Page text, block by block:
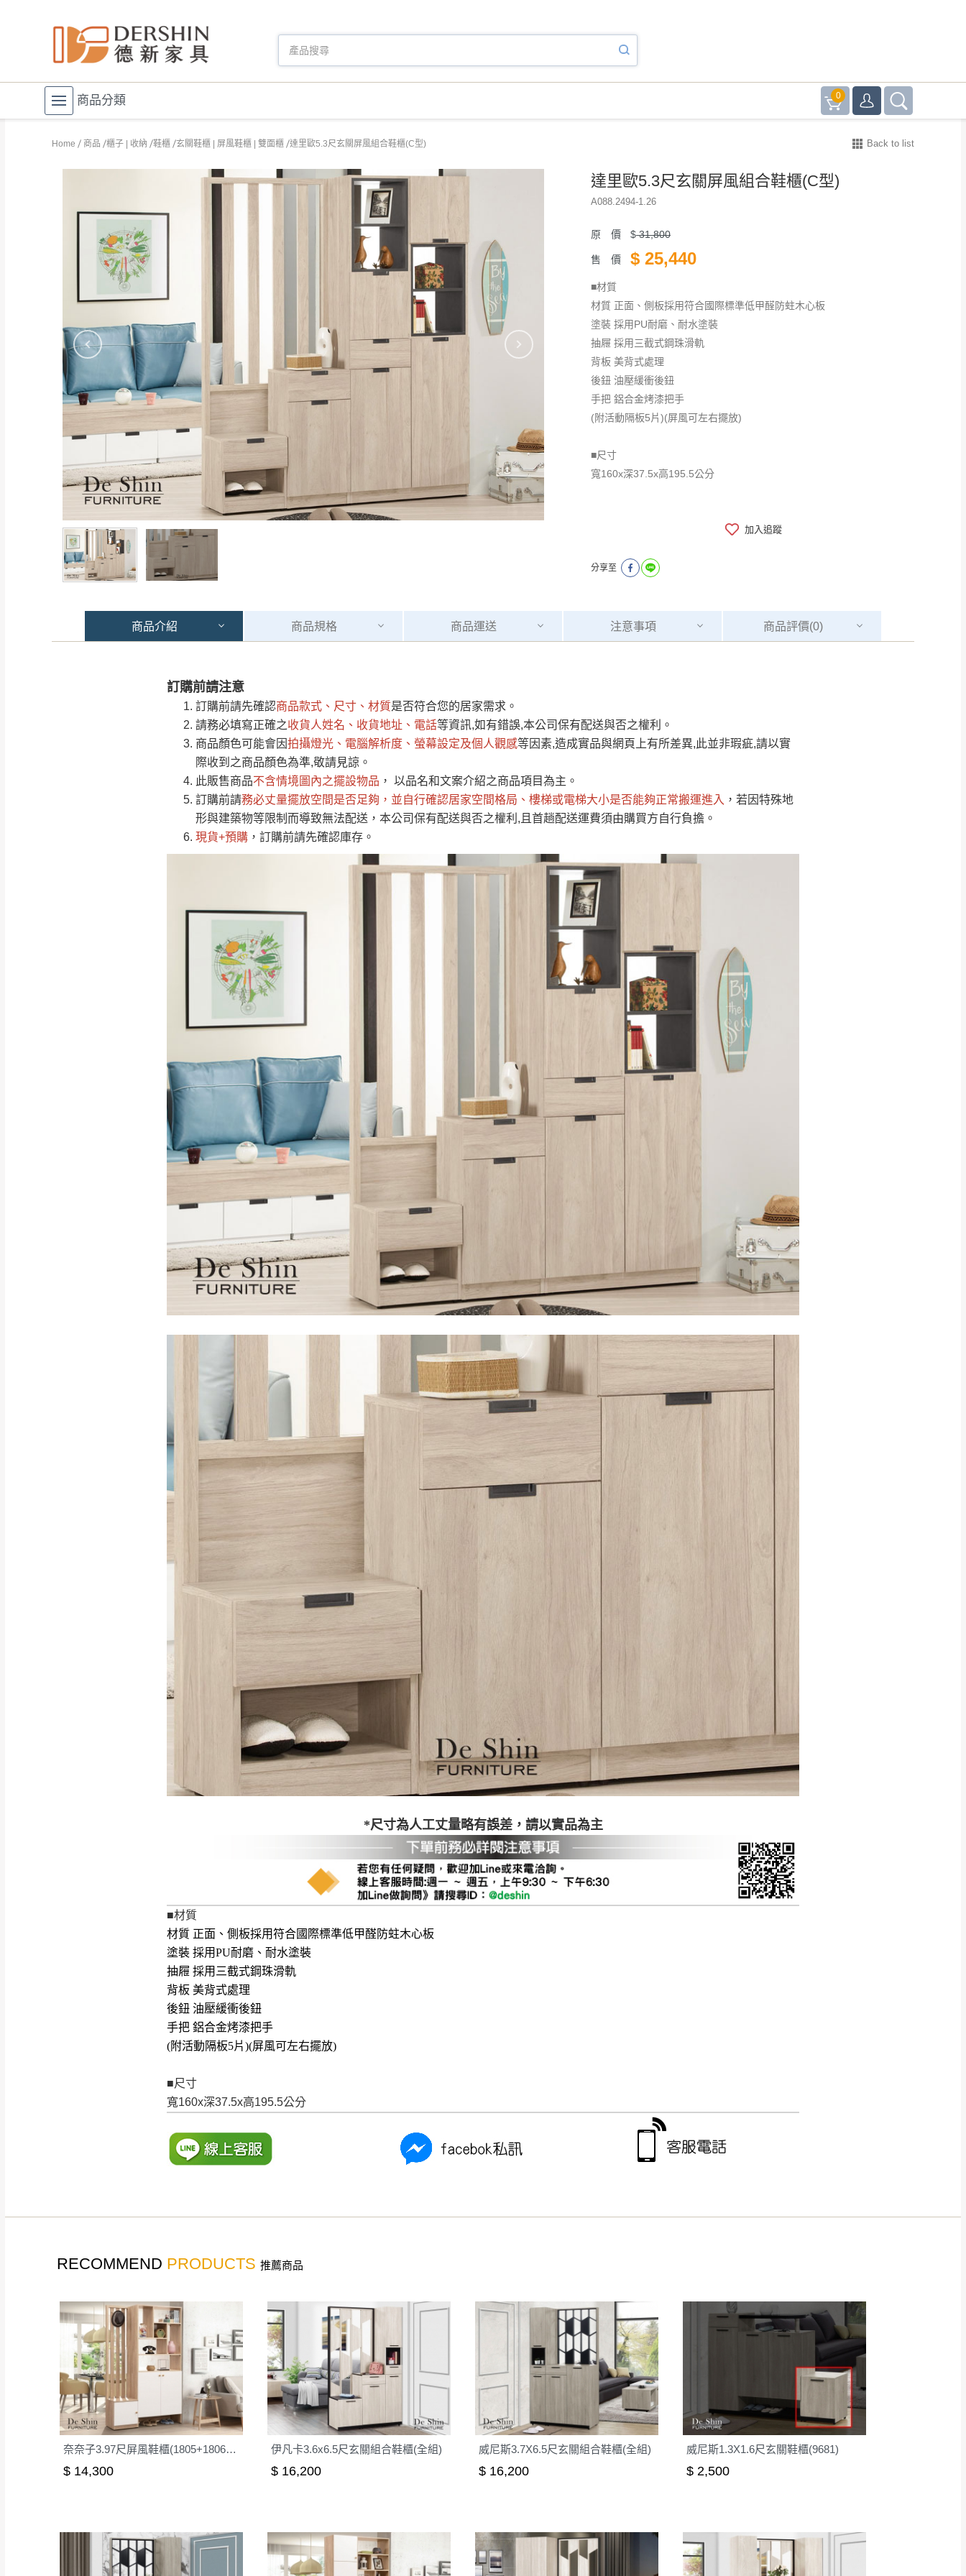
商品分類 0
Home 商品 櫃子 | 收納 鞋櫃 玄關鞋櫃 | 屏風鞋櫃 | 雙面櫃 達里歐5.3尺玄關屏風組合鞋櫃(C型) Back to list
達里歐5.3尺玄關屏風組合鞋櫃(C型)
A088.2494-1.26
原 價 $31,800
售 價 $ 25,440
■材質
材質 正面、側板採用符合國際標準低甲醛防蛀木心板
塗裝 採用PU耐磨、耐水塗裝
抽屜 採用三截式鋼珠滑軌
背板 美背式處理
後鈕 油壓緩衝後鈕
手把 鋁合金烤漆把手
(附活動隔板5片)(屏風可左右擺放)
■尺寸
寬160x深37.5x高195.5公分
加入追蹤
分享至
商品介紹 商品規格 商品運送 注意事項 商品評價(0)
訂購前請注意
訂購前請先確認商品款式、尺寸、材質是否符合您的居家需求。
請務必填寫正確之收貨人姓名、收貨地址、電話等資訊,如有錯誤,本公司保有配送與否之權利。
商品顏色可能會因拍攝燈光、電腦解析度、螢幕設定及個人觀感等因素,造成實品與網頁上有所差異,此並非瑕疵,請以實
際收到之商品顏色為準,敬請見諒。
此販售商品不含情境圖內之擺設物品 ， 以品名和文案介紹之商品項目為主。
訂購前請務必丈量擺放空間是否足夠 ，並自行確認居家空間格局、 樓梯或電梯大小是否能夠正常搬運進入 ，若因特殊地
形與建築物等限制而導致無法配送，本公司保有配送與否之權利,且首趟配送運費須由購買方自行負擔。
現貨+預購 ，訂購前請先確認庫存。
*尺寸為人工丈量略有誤差，請以實品為主
■材質
材質 正面、側板採用符合國際標準低甲醛防蛀木心板
塗裝 採用PU耐磨、耐水塗裝
抽屜 採用三截式鋼珠滑軌
背板 美背式處理
後鈕 油壓緩衝後鈕
手把 鋁合金烤漆把手
(附活動隔板5片)(屏風可左右擺放)
■尺寸
寬160x深37.5x高195.5公分
材質 正面、側板採用符合國際標準低甲醛防蛀木心板
塗裝 採用PU耐磨、耐水塗裝
抽屜 採用三截式鋼珠滑軌
背板 美背式處理
後鈕 油壓緩衝後鈕
手把 鋁合金烤漆把手
(附活動隔板5片)(屏風可左右擺放)
運 費 說 明
運送地區
桃園 復興鄉
峨眉鄉、五峰鄉、橫山、北埔鄉、尖石
鄉、寶山鄉山區、新埔山區、芎林山區、
台北
新北
雙溪、貢寮、烏來、平溪、九份、石
門、林口 下福里、新店山區、三峽山區、
石碇、坪林、福隆、淡水山區、北投湖山
路、深坑山區
基隆
$ 9,000以下：NT$500元
基隆山區
苗栗
$ 9,000以上：免運費
$ 9,000以下：NT$500元
＊A108產品另收運費
卓蘭鎮、三灣、通霄山區、西湖、泰安
鄉、大湖鄉、頭屋、獅潭鄉
到貨時間：指定送貨日當天以電話聯絡確認
台北市、新北市地區固定每周(三)、(日)兩天收送貨
暫無配送地區：
彰化、南投、雲林、嘉義、台南、高雄、屏東、宜蘭、 花蓮、台東、金門、馬祖、澎湖地區
（可於LINE線上詢問 →
其它注意事項
本司貨車運送如因路況不佳、天候惡劣、過於偏遠之山區內等，或收貨地點搬運過於困難等因素，導致無法順利配送，
本公司除了盡最大努力完成配送外，視狀況保有出貨的權利。
保護物流人員的工作安全，賣家無提供吊掛服務，若需以吊車或其他的吊掛方式吊運，費用將由買方自行支付。
因大型傢俱有組裝、配送的問題，並非一般快速到貨商品，無法指定特定時間送達，司機當天到貨前皆會再與您通知，
讓您不用整天在家等貨，以免浪費你的寶貴時間。
如遇自然災害、政府宣布之災害警報等不可抗力情事，而危及運送人員輸送之安全，本司得視狀況延後或停止運送服
百貨公司配送暫無法配合開店前、閉店後時段，並送至百貨公司卸貨區為限，恕無法送至指定樓面。
期間，恕暫停百貨公司相關運送 》
無回收家具服務，若需回收家俱可聯絡當地請清潔隊回收,免付費清運專線：0800-085-717
注意事項：
由於品項繁多，網頁無法及時更新，如有需要購買商品，請於出發前來電或到「官方Line客服」來信確
認商品是否有「現貨」與 「金額」。
若商品價格或庫存有異常，商家有權取消訂單。
接單後二日內(不含例假日)，我們客服會與您電話聯絡或E-Mail通知確認訂單。
（線上客服 LINE → @dershin）
下單前先詢問是否現貨，若未詢問下單後無現貨我們客服會再來電或E-Mail與您聯絡
（洽詢方式請搜尋 Line ID →
運送範圍：限定北至基隆，南至苗栗，偏遠地區恕無法提供運送 (詳見運送規章)。
苗栗至基隆；其它地區暫不開放，如因特殊地型限制(山區、鄉、鎮、村)、樓梯太小、無法搬運上樓等因
素，導致無法配送，
保護物流人員的工作安全，賣家無提供吊掛服務，若需以吊車或其他的吊掛方式吊運，費用將由買方自
行支付。
因大型傢俱有組裝、配送的問題，並非一般快速到貨商品，無法指定特定時間送達，司機當天到貨前皆
會再與您通知，讓你不用整天在家等貨，以節省您的寶貴時間。
發票寄送：
若您選擇三聯式或索取兩聯式發票，發票將於商品完成出貨15個工作天另行寄出，另外約加上2~7個工作天內
送達，如遇國定假日將順延寄送。
退換貨說明：
若收到不良品，請於到貨日起七日內通知本公司客服人員，我們將為您更換新品，運費皆由本站負責，
所有退回及換貨之商品必須是全新狀態且完整包裝，床墊、床包、枕頭類產品需為未拆封狀態(請保持商
品、附件、包裝、廠商紙及所有附隨文件或資料之完整性)，若未依照上述方式處理，恕無法接受退貨。
由於透過電腦螢幕選購商品，可能會因個人電腦螢幕的設定色差或解析度等因素， 與實際商品的顏色、
質感稍有不同，如因此而需退換貨，
需自付來回運費及人資成本
，請您訂購前詳加確認。(包含商品尺寸
是否合適)。
訂購前請確認商品尺寸，大型物件因為人工丈量，難免會有些許誤差值(約正負0.5CM) 詳細尺寸以實品
為主。
非因本公司問題而需退換貨，請於收到貨7日內通知客服人員(Line@ ID：@dershin)，並須保持商品全新
狀態與完整包裝。鑑賞期間若發生非本司因素致使之汙損破壞，恕無法辦理退換貨。
台北市、新北市地區固定每周(三)、(日)兩天收送貨，敬請見諒！
本公司部份商品無維修服務，超過7日鑑賞期，商品使用年限，因客人使用習慣、居家環境不同。若屬人
為因素導致商品損壞、零件短缺，則維修、搬運費用，需由消費者自行吸收(另事先與消費者報價，消費
者同意將會進行維修)。
到貨7日內為鑑賞期(注意:鑑賞期非試用期)，若非商品品質瑕疵問題於鑑賞期內退貨之情形，我們需酌收
退貨運費。
如欲放置營業場所及公開場合之商品則無享有商品一年保固之服務。
▪️ 時請儘速於三日內完成付款，
請密切注意。
日內若未接獲您的匯款或轉帳通知，商品將不予保留(訂單自動取消)。
無回收家具服務，若需回收家具可聯絡當地請清潔隊回收,免付費清運專線：0800-085-717。
全部 依評論高至低排列 依評論低至高排列 只顯示附上圖片
RECOMMEND PRODUCTS 推薦商品
奈奈子3.97尺屏風鞋櫃(1805+1806+1804)
$ 14,300
伊凡卡3.6x6.5尺玄關組合鞋櫃(全組)
$ 16,200
威尼斯3.7X6.5尺玄關組合鞋櫃(全組)
$ 16,200
威尼斯1.3X1.6尺玄關鞋櫃(9681)
$ 2,500